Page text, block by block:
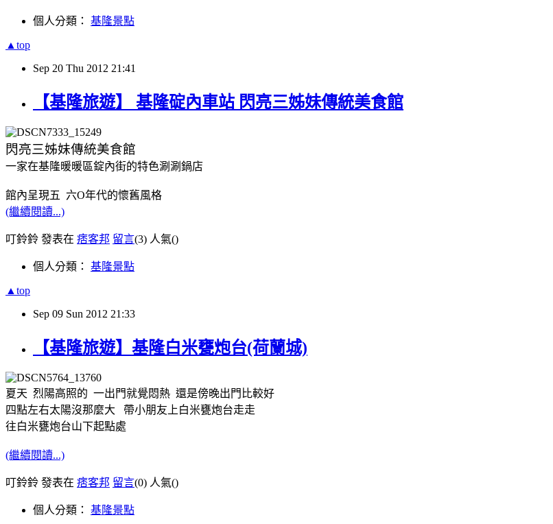
個人分類： 基隆景點
▲top
Sep 20 Thu 2012 21:41
【基隆旅遊】 基隆碇內車站 閃亮三姊妹傳統美食館
閃亮三姊妹傳統美食館
一家在基隆暖暖區錠內街的特色涮涮鍋店
館內呈現五 六O年代的懷舊風格
(繼續閱讀...)
叮鈴鈴 發表在 痞客邦 留言(3) 人氣()
個人分類： 基隆景點
▲top
Sep 09 Sun 2012 21:33
【基隆旅遊】基隆白米甕炮台(荷蘭城)
夏天 烈陽高照的 一出門就覺悶熱 還是傍晚出門比較好
四點左右太陽沒那麼大 帶小朋友上白米甕炮台走走
往白米甕炮台山下起點處
(繼續閱讀...)
叮鈴鈴 發表在 痞客邦 留言(0) 人氣()
個人分類： 基隆景點